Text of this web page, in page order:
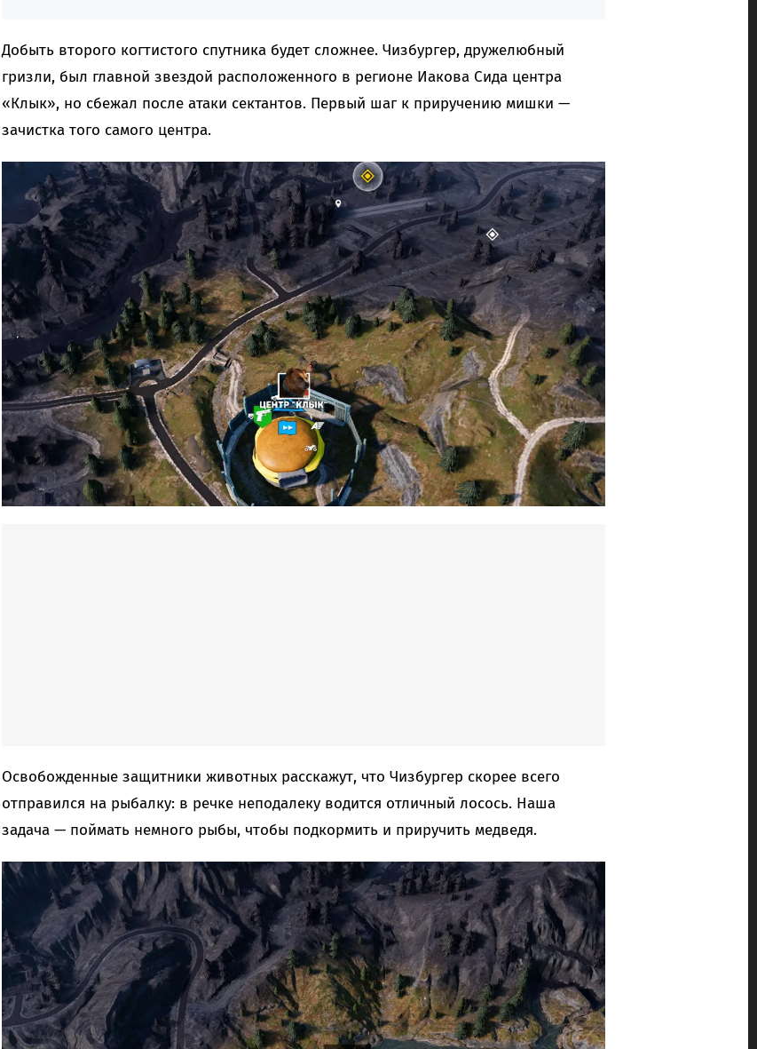
Добыть второго когтистого спутника будет сложнее. Чизбургер, дружелюбный
гризли, был главной звездой расположенного в регионе Иакова Сида центра
«Клык», но сбежал после атаки сектантов. Первый шаг к приручению мишки —
зачистка того самого центра.
Освобожденные защитники животных расскажут, что Чизбургер скорее всего
отправился на рыбалку: в речке неподалеку водится отличный лосось. Наша
задача — поймать немного рыбы, чтобы подкормить и приручить медведя.